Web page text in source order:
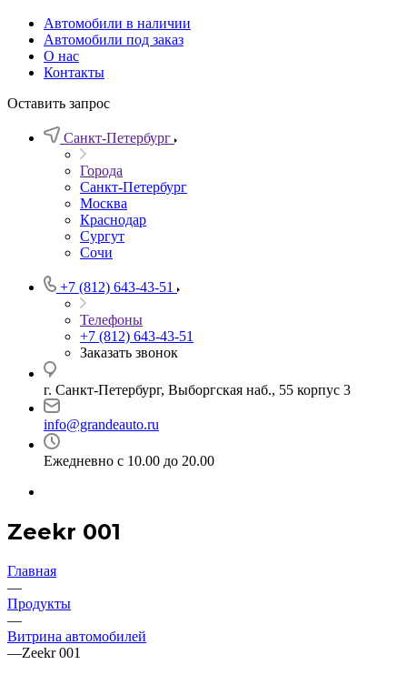
Автомобили в наличии
Автомобили под заказ
О нас
Контакты
Оставить запрос
Санкт-Петербург
Города
Санкт-Петербург
Москва
Краснодар
Сургут
Сочи
+7 (812) 643-43-51
Телефоны
+7 (812) 643-43-51
Заказать звонок
г. Санкт-Петербург, Выборгская наб., 55 корпус 3
info@grandeauto.ru
Ежедневно с 10.00 до 20.00
Zeekr 001
Главная
—
Продукты
—
Витрина автомобилей
—Zeekr 001